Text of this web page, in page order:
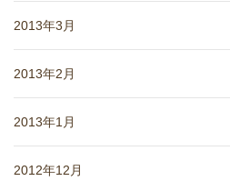
2013年3月
2013年2月
2013年1月
2012年12月